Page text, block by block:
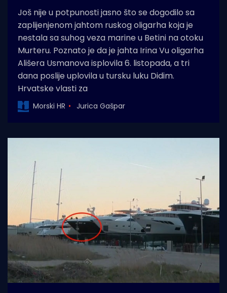
Još nije u potpunosti jasno što se dogodilo sa
zaplijenjenom jahtom ruskog oligarha koja je
nestala sa suhog veza marine u Betini na otoku
Murteru. Poznato je da je jahta Irina Vu oligarha
Ališera Usmanova isplovila 6. listopada, a tri
dana poslije uplovila u tursku luku Didim.
Hrvatske vlasti za
Morski HR Jurica Gašpar